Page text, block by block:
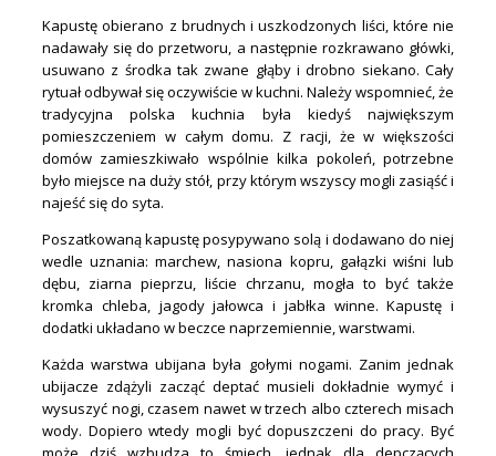
Kapustę obierano z brudnych i uszkodzonych liści, które nie
nadawały się do przetworu, a następnie rozkrawano główki,
usuwano z środka tak zwane głąby i drobno siekano. Cały
rytuał odbywał się oczywiście w kuchni. Należy wspomnieć, że
tradycyjna polska kuchnia była kiedyś największym
pomieszczeniem w całym domu. Z racji, że w większości
domów zamieszkiwało wspólnie kilka pokoleń, potrzebne
było miejsce na duży stół, przy którym wszyscy mogli zasiąść i
najeść się do syta.
Poszatkowaną kapustę posypywano solą i dodawano do niej
wedle uznania: marchew, nasiona kopru, gałązki wiśni lub
dębu, ziarna pieprzu, liście chrzanu, mogła to być także
kromka chleba, jagody jałowca i jabłka winne. Kapustę i
dodatki układano w beczce naprzemiennie, warstwami.
Każda warstwa ubijana była gołymi nogami. Zanim jednak
ubijacze zdążyli zacząć deptać musieli dokładnie wymyć i
wysuszyć nogi, czasem nawet w trzech albo czterech misach
wody. Dopiero wtedy mogli być dopuszczeni do pracy. Być